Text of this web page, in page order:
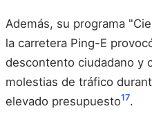
Además, su programa
la carretera Ping-E
descontento ciudadano y
molestias de tráfico
elevado presupuesto17.